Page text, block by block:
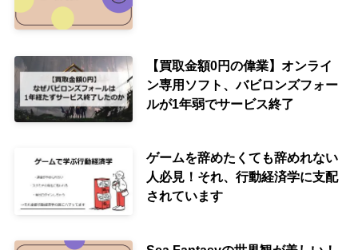
【買取金額0円の偉業】オンライ
ン専用ソフト、バビロンズフォー
ルが1年弱でサービス終了
ゲームを辞めたくても辞めれない
人必見！それ、行動経済学に支配
されています